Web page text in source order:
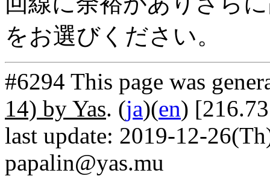
をお選びください。
#6294 This page was
14) by Yas. (ja)(en)
last update: 2019-12-
papalin@yas.mu